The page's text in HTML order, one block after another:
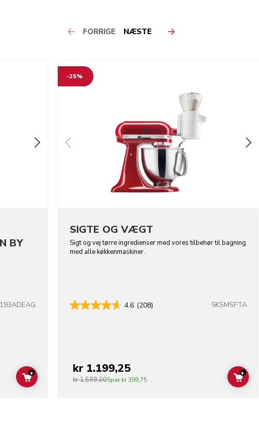
FORRIGE NÆSTE
BY
colors
ADD TO CART
+
-25%
SIGTE OG VÆGT
Sigt og vej tørre ingredienser med vores tilbehør til bagning
med alle køkkenmaskiner.
4.6 (208) 5KSMSFTA
kr 1.199,25
kr 1.599,00Spar kr 399,75
+